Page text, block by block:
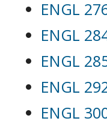
ENGL
ENGL
ENGL
ENGL
ENGL